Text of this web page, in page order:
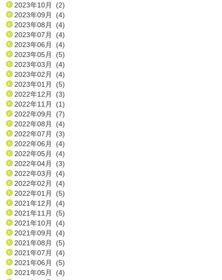
2023年10月 (2)
2023年09月 (4)
2023年08月 (4)
2023年07月 (4)
2023年06月 (4)
2023年05月 (5)
2023年03月 (4)
2023年02月 (4)
2023年01月 (5)
2022年12月 (3)
2022年11月 (1)
2022年09月 (7)
2022年08月 (4)
2022年07月 (3)
2022年06月 (4)
2022年05月 (4)
2022年04月 (3)
2022年03月 (4)
2022年02月 (4)
2022年01月 (5)
2021年12月 (4)
2021年11月 (5)
2021年10月 (4)
2021年09月 (4)
2021年08月 (5)
2021年07月 (4)
2021年06月 (5)
2021年05月 (4)